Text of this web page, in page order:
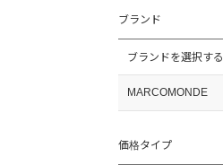
ブランド
ブランドを選択する
MARCOMONDE
価格タイプ